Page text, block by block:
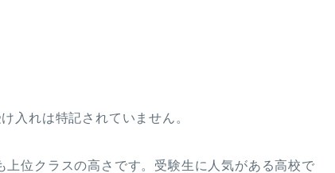
入れは特記されていません。
位クラスの高さです。受験生に人気がある高校で